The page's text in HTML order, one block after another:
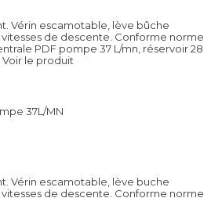
Vérin escamotable, lève bûche
de descente. Conforme norme
PDF pompe 37 L/mn, réservoir 28
Voir le produit
37L/MN
Vérin escamotable, lève buche
de descente. Conforme norme